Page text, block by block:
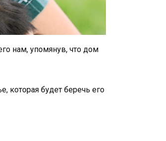
нам, упомянув, что дом
которая будет беречь его